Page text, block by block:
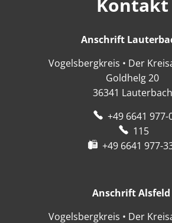
Anschrift
Vogelsbergkreis • Der
Goldhelg 20
36341 Lauterbach
+49 6641 977-
115
+49 6641 977-
Anschrift Alsfeld
Vogelsbergkreis • Der